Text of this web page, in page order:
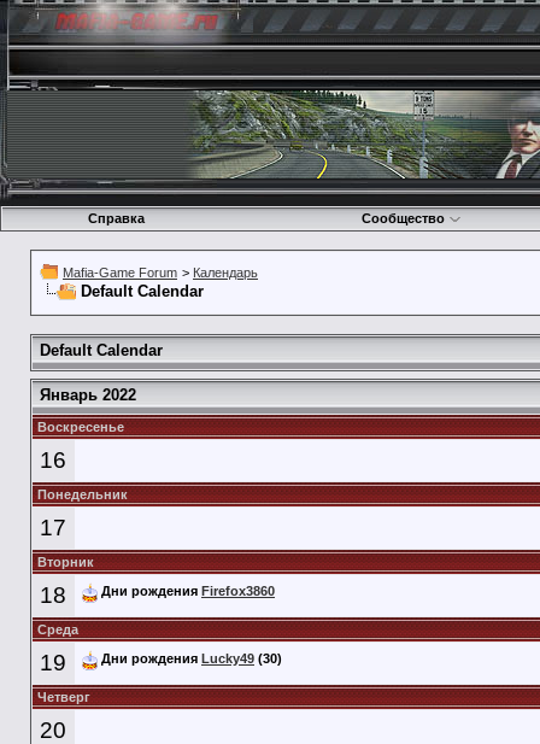
Справка Сообщество
Mafia-Game Forum > Календарь
Default Calendar
Default Calendar
Январь 2022
Воскресенье
16
Понедельник
17
Вторник
18 Дни рождения Firefox3860
Среда
19 Дни рождения Lucky49 (30)
Четверг
20